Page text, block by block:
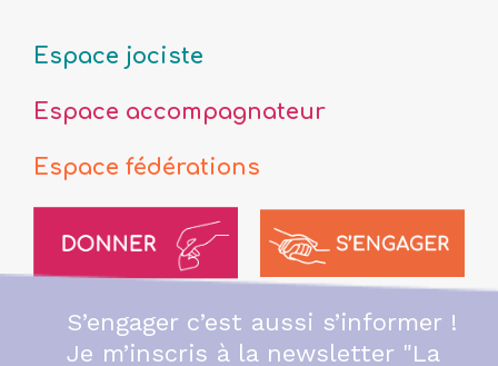
Espace jociste
Espace accompagnateur
Espace fédérations
S’engager c’est aussi s’informer !
Je m’inscris à la newsletter "La